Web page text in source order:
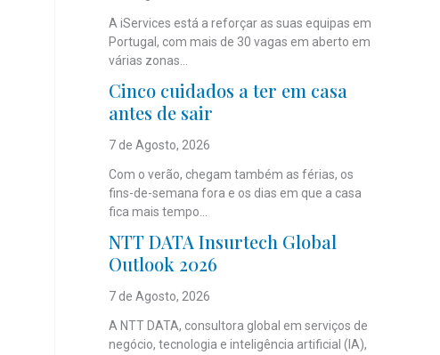
A iServices está a reforçar as suas equipas em
Portugal, com mais de 30 vagas em aberto em
várias zonas...
Cinco cuidados a ter em casa
antes de sair
7 de Agosto, 2026
Com o verão, chegam também as férias, os
fins-de-semana fora e os dias em que a casa
fica mais tempo...
NTT DATA Insurtech Global
Outlook 2026
7 de Agosto, 2026
A NTT DATA, consultora global em serviços de
negócio, tecnologia e inteligência artificial (IA),